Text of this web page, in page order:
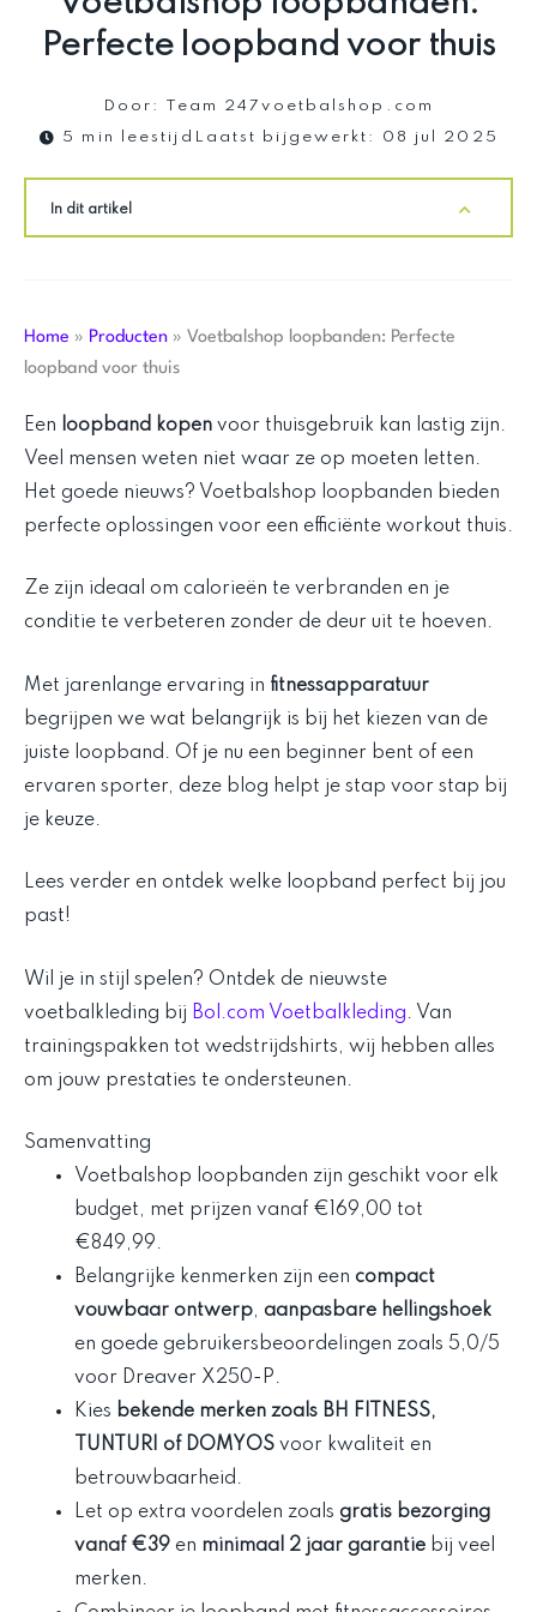
Perfecte loopband voor thuis
Door:
Team 247voetbalshop.com
5 min leestijd Laatst bijgewerkt: 08 jul 2025
In dit artikel
Home » Producten » Voetbalshop loopbanden: Perfecte
loopband voor thuis
Een loopband kopen voor thuisgebruik kan lastig zijn.
Veel mensen weten niet waar ze op moeten letten.
Het goede nieuws? Voetbalshop loopbanden bieden
perfecte oplossingen voor een efficiënte workout thuis.
Ze zijn ideaal om calorieën te verbranden en je
conditie te verbeteren zonder de deur uit te hoeven.
Met jarenlange ervaring in fitnessapparatuur
begrijpen we wat belangrijk is bij het kiezen van de
juiste loopband. Of je nu een beginner bent of een
ervaren sporter, deze blog helpt je stap voor stap bij
je keuze.
Lees verder en ontdek welke loopband perfect bij jou
past!
Wil je in stijl spelen? Ontdek de nieuwste
voetbalkleding bij Bol.com Voetbalkleding. Van
trainingspakken tot wedstrijdshirts, wij hebben alles
om jouw prestaties te ondersteunen.
Samenvatting
Voetbalshop loopbanden zijn geschikt voor elk
budget, met prijzen vanaf €169,00 tot
€849,99.
Belangrijke kenmerken zijn een compact
vouwbaar ontwerp, aanpasbare hellingshoek
en goede gebruikersbeoordelingen zoals 5,0/5
voor Dreaver X250-P.
Kies bekende merken zoals BH FITNESS,
TUNTURI of DOMYOS voor kwaliteit en
betrouwbaarheid.
Let op extra voordelen zoals gratis bezorging
vanaf €39 en minimaal 2 jaar garantie bij veel
merken.